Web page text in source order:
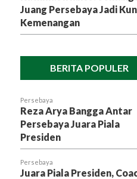
Juang Persebaya Jadi
Kemenangan
BERITA POPULER
Persebaya
Reza Arya Bangga Antar
Persebaya Juara Piala
Presiden
Persebaya
Juara Piala Presiden,